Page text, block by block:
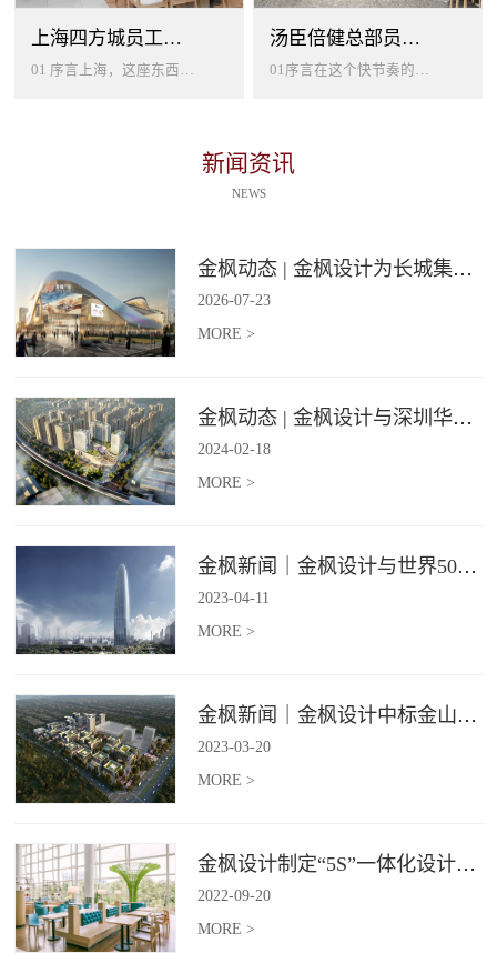
上海四方城员工美食餐厅设计
01 序言上海，这座东西方文化交汇的国际大都市，以其独特的魅力吸引着世界各地的人才。历史与现代、传统与创新在这里交织碰撞...
汤臣倍健总部员工餐厅设计
01序言在这个快节奏的时代工作压力如同无形的紧箍让大家的生活几乎被工作填满现代企业也越来越重视员工的身心健康所以我们始终...
新闻资讯
NEWS
金枫动态 | 金枫设计为长城集团爱情广场打造汽车文化主题美食食集
2026-07-23
MORE >
金枫动态 | 金枫设计与深圳华强集团携手打造华强商业旗舰项目——宝安华强广场美食街区
2024-02-18
MORE >
金枫新闻｜金枫设计与世界500强—索迪斯集团合作，携手打造广州星河湾中心美食广场
2023-04-11
MORE >
金枫新闻｜金枫设计中标金山集团餐饮楼设计项目，打造科学与艺术相结合的就餐空间
2023-03-20
MORE >
金枫设计制定“5S”一体化设计标准，让商业全案设计导入团餐空间规划
2022-09-20
MORE >